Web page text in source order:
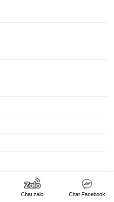
Chat zalo Chat Facebook